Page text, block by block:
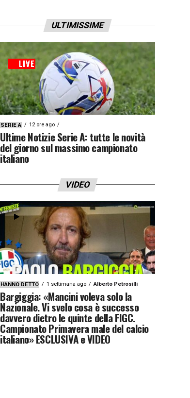
ULTIMISSIME
SERIE A 12 ore ago
Ultime Notizie Serie A: tutte le novità
del giorno sul massimo campionato
italiano
VIDEO
HANNO DETTO 1 settimana ago Alberto Petrosilli
Bargiggia: «Mancini voleva solo la
Nazionale. Vi svelo cosa è successo
davvero dietro le quinte della FIGC.
Campionato Primavera male del calcio
italiano» ESCLUSIVA e VIDEO